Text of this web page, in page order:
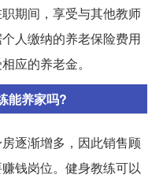
期间，享受与其他教师
人缴纳的养老保险费用
应的养老金。
能养家吗?
逐渐增多，因此销售顾
钱岗位。健身教练可以